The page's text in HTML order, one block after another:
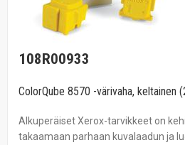
108R00933
ColorQube 8570 -värivaha, keltainen
Alkuperäiset Xerox-tarvikkeet on
takaamaan parhaan kuvalaadun ja